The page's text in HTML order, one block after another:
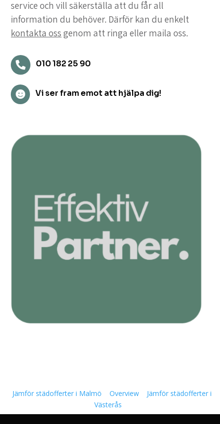
service och vill säkerställa att du får all
information du behöver. Därför kan du enkelt
kontakta oss genom att ringa eller maila oss.
 010 182 25 90
 Vi ser fram emot att hjälpa dig!
Jämför städofferter i Malmö Overview
Jämför städofferter i
Västerås